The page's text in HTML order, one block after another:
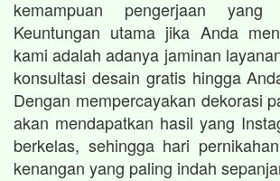
kemampuan pengerjaan
Keuntungan utama jika Anda
kami adalah adanya jaminan
konsultasi desain gratis hingga
Dengan mempercayakan dekorasi
akan mendapatkan hasil yang
berkelas, sehingga hari
kenangan yang paling indah